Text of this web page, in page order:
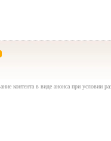
контента в виде анонса при условии